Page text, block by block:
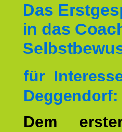
Das
in das
für
Deggendorf:
Dem